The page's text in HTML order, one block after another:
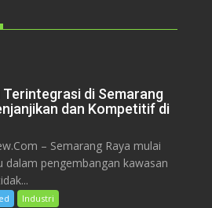
di Semarang
dan Kompetitif di
– Semarang Raya mulai
dalam pengembangan kawasan
Industri